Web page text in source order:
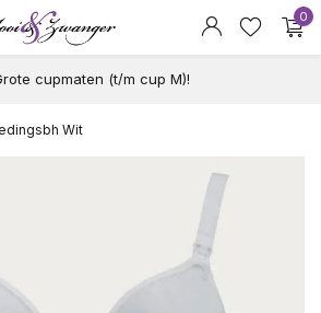
0
cupmaten (t/m cup M)!
Wit